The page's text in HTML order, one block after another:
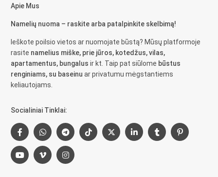
Apie Mus
Namelių nuoma – raskite arba patalpinkite skelbimą!
Ieškote poilsio vietos ar nuomojate būstą? Mūsų platformoje
rasite namelius miške, prie jūros, kotedžus, vilas,
apartamentus, bungalus ir kt. Taip pat siūlome būstus
renginiams, su baseinu ar privatumu mėgstantiems
keliautojams.
Socialiniai Tinklai: